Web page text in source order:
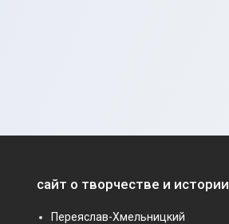
сайт о творчестве и истории
Переяслав-Хмельницкий